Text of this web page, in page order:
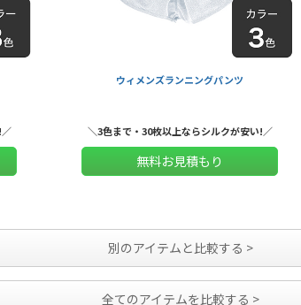
ウィメンズランニングパンツ
＼3色まで・30枚以上ならシルクが安い!／
無料お見積もり
別のアイテムと比較する >
全てのアイテムを比較する >